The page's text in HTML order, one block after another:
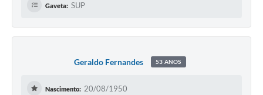
Gaveta: SUP
Geraldo Fernandes 53 ANOS
Nascimento: 20/08/1950